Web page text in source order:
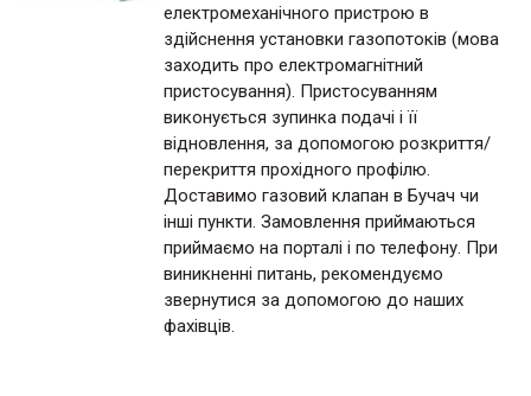
електромеханічного пристрою в
здійснення установки газопотоків (мова
заходить про електромагнітний
пристосування). Пристосуванням
виконується зупинка подачі і її
відновлення, за допомогою розкриття/
перекриття прохідного профілю.
Доставимо газовий клапан в Бучач чи
інші пункти. Замовлення приймаються
приймаємо на порталі і по телефону. При
виникненні питань, рекомендуємо
звернутися за допомогою до наших
фахівців.